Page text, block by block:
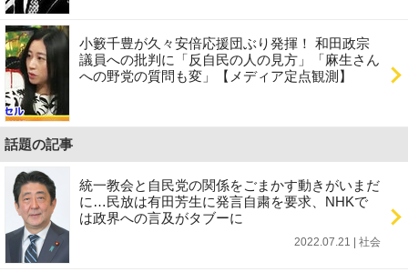
小籔千豊が久々安倍応援団ぶり発揮！ 和田政宗
議員への批判に「反自民の人の見方」「麻生さん
への野党の質問も変」【メディア定点観測】
話題の記事
統一教会と自民党の関係をごまかす動きがいまだ
に…民放は有田芳生に発言自粛を要求、NHKで
は政界への言及がタブーに
2022.07.21 | 社会